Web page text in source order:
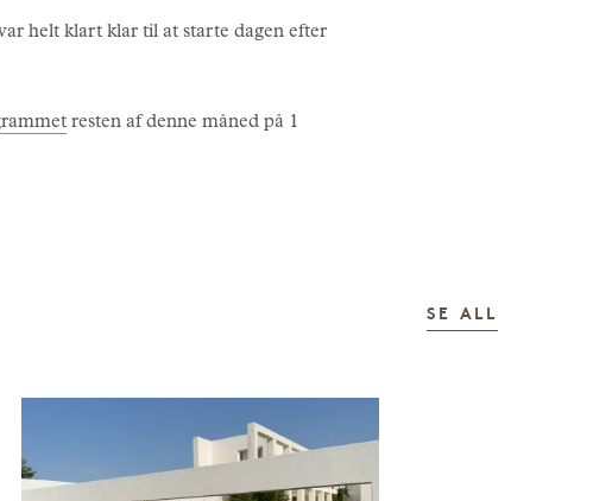
helt klart klar til at starte dagen efter
resten af denne måned på 1
SE ALL